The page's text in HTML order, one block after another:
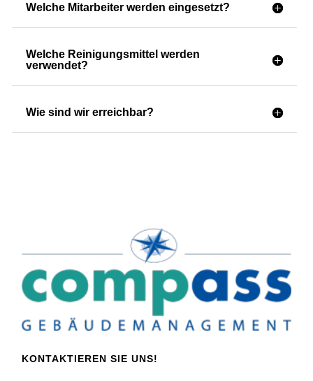
Welche Mitarbeiter werden eingesetzt?
Welche Reinigungsmittel werden
verwendet?
Wie sind wir erreichbar?
KONTAKTIEREN SIE UNS!